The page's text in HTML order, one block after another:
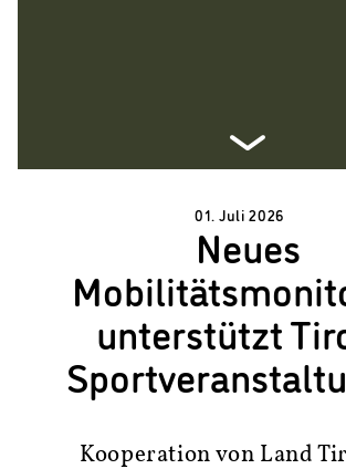
01. Juli 2026
Neues
unterstützt
Kooperation von Land